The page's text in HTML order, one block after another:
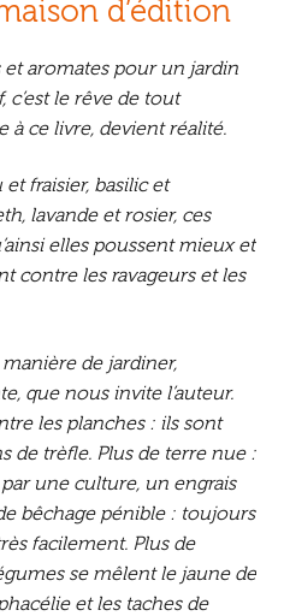
d’édition
et aromates pour un jardin
le rêve de tout
à ce livre, devient réalité.
fraisier, basilic et
lavande et rosier, ces
elles poussent mieux et
contre les ravageurs et les
manière de jardiner,
que nous invite l’auteur.
les planches : ils sont
de trèfle. Plus de terre nue :
une culture, un engrais
bêchage pénible : toujours
facilement. Plus de
se mêlent le jaune de
et les taches de